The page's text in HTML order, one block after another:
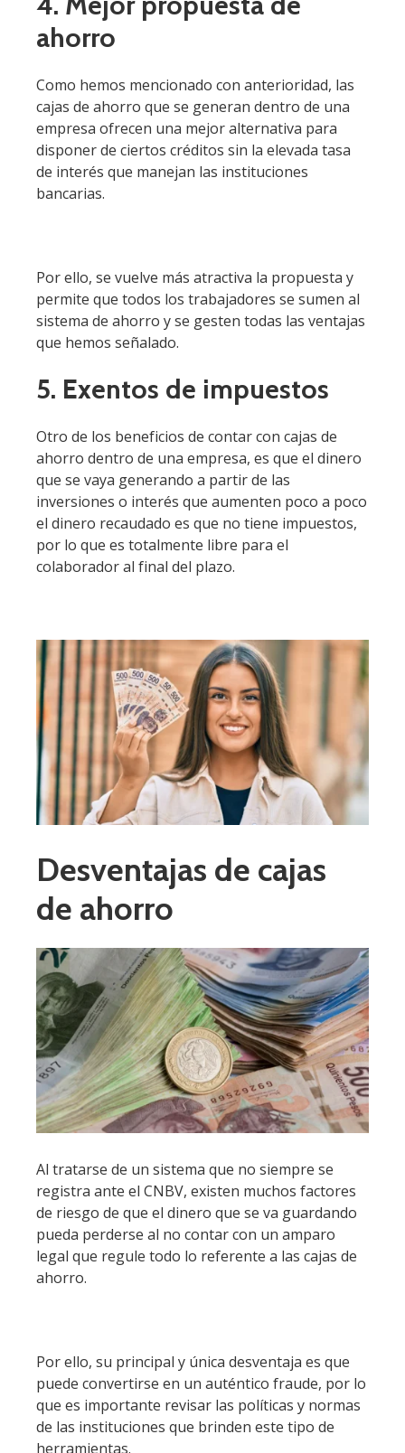
ahorro
Como hemos mencionado con anterioridad, las
cajas de ahorro que se generan dentro de una
empresa ofrecen una mejor alternativa para
disponer de ciertos créditos sin la elevada tasa
de interés que manejan las instituciones
bancarias.
Por ello, se vuelve más atractiva la propuesta y
permite que todos los trabajadores se sumen al
sistema de ahorro y se gesten todas las ventajas
que hemos señalado.
5. Exentos de impuestos
Otro de los beneficios de contar con cajas de
ahorro dentro de una empresa, es que el dinero
que se vaya generando a partir de las
inversiones o interés que aumenten poco a poco
el dinero recaudado es que no tiene impuestos,
por lo que es totalmente libre para el
colaborador al final del plazo.
Desventajas de cajas
de ahorro
Al tratarse de un sistema que no siempre se
registra ante el CNBV, existen muchos factores
de riesgo de que el dinero que se va guardando
pueda perderse al no contar con un amparo
legal que regule todo lo referente a las cajas de
ahorro.
Por ello, su principal y única desventaja es que
puede convertirse en un auténtico fraude, por lo
que es importante revisar las políticas y normas
de las instituciones que brinden este tipo de
herramientas.